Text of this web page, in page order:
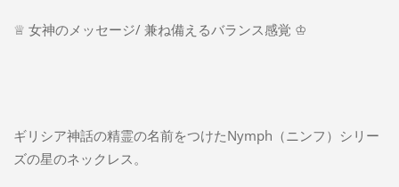
♕ 女神のメッセージ/ 兼ね備えるバランス感覚 ♔
ギリシア神話の精霊の名前をつけたNymph（ニンフ）シリー
ズの星のネックレス。